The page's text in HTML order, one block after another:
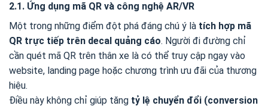
2.1. Ứng dụng mã QR và công nghệ AR/VR
Một trong những điểm đột phá đáng chú ý là tích hợp mã
QR trực tiếp trên decal quảng cáo. Người đi đường chỉ
cần quét mã QR trên thân xe là có thể truy cập ngay vào
website, landing page hoặc chương trình ưu đãi của thương
hiệu.
Điều này không chỉ giúp tăng tỷ lệ chuyển đổi (conversion